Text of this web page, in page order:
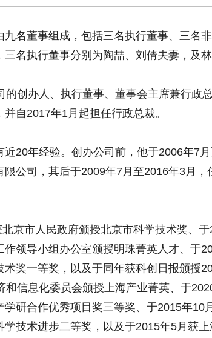
九名董事组成，包括三名执行董事、三名
名执行董事分别为陶喆、刘倩夫妻，及林
的创办人、执行董事、董事会主席兼行政
自2017年1月起担任行政总裁。
近20年经验。创办公司前，他于2006年7
限公司，其后于2009年7月至2016年3月，
京市人民政府颁授北京市科学技术奖、
作领导小组办公室颁授明珠菁英人才、于
术奖一等奖，以及于同年获科创日报颁授
和信息化委员会颁授上海产业菁英、于
学研合作优秀项目奖三等奖、于2015年10
学技术进步二等奖，以及于2015年5月获